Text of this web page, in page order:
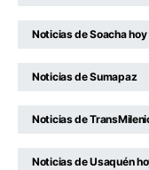
Noticias de Soacha hoy
Noticias de Sumapaz
Noticias de
Noticias de Usaquén